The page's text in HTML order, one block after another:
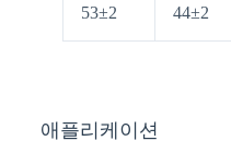
53±2 44±2
애플리케이션